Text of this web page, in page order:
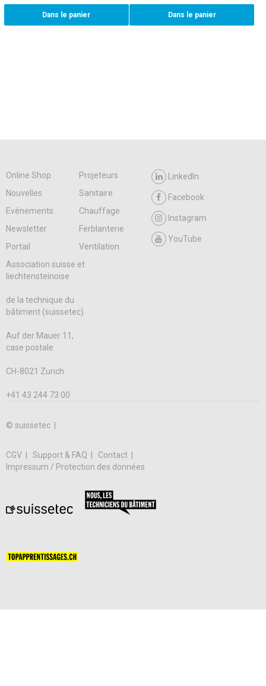
Dans le panier Dans le panier
Online Shop
Projeteurs
Nouvelles
Sanitaire
Evénements
Chauffage
Newsletter
Ferblanterie
Portail
Ventilation
LinkedIn
Facebook
Instagram
YouTube
Association suisse et
liechtensteinoise
de la technique du
bâtiment (suissetec)
Auf der Mauer 11,
case postale
CH-8021 Zurich
+41 43 244 73 00
© suissetec |
CGV Support & FAQ
Contact
Impressum / Protection des données